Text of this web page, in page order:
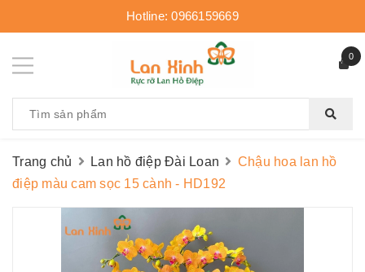
Hotline:0966159669
0
Trang chủ Lan hồ điệp Đài Loan
Chậu hoa lan hồ
điệp màu cam sọc 15 cành - HD192